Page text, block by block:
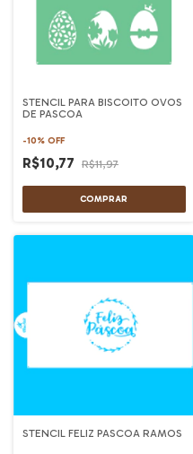
STENCIL PARA BISCOITO OVOS
DE PASCOA
-10% OFF
R$10,77 R$11,97
STENCIL FELIZ PASCOA RAMOS